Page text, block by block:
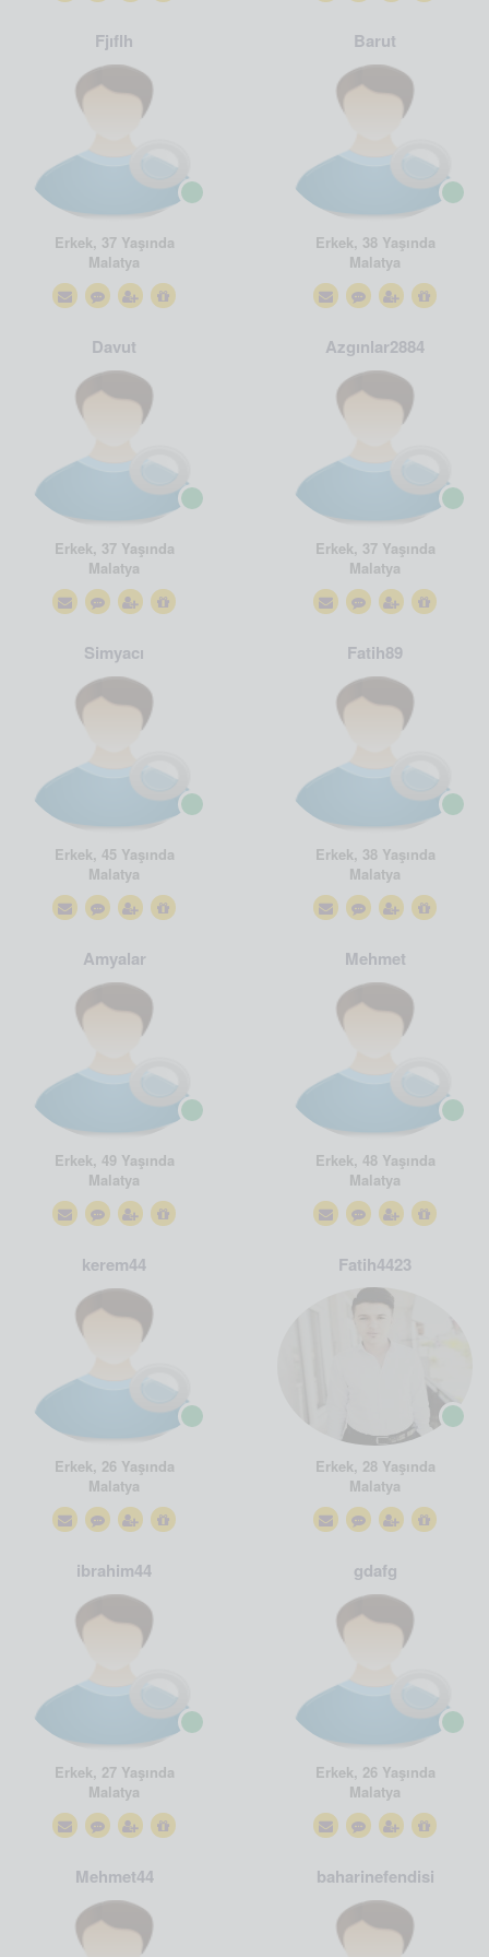
Fjıflh
Erkek, 37 Yaşında
Malatya
Barut
Erkek, 38 Yaşında
Malatya
Davut
Erkek, 37 Yaşında
Malatya
Azgınlar2884
Erkek, 37 Yaşında
Malatya
Simyacı
Erkek, 45 Yaşında
Malatya
Fatih89
Erkek, 38 Yaşında
Malatya
Amyalar
Erkek, 49 Yaşında
Malatya
Mehmet
Erkek, 48 Yaşında
Malatya
kerem44
Erkek, 26 Yaşında
Malatya
Fatih4423
Erkek, 28 Yaşında
Malatya
ibrahim44
Erkek, 27 Yaşında
Malatya
gdafg
Erkek, 26 Yaşında
Malatya
Mehmet44 baharinefendisi